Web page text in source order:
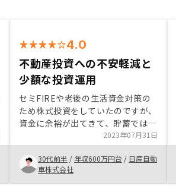
4.0
不動産投資への不安軽減と
少額な投資運用
セミFIREや老後の生活資金対策の
ため株式投資をしていたのですが、
資金に余裕が出てきて、貯蓄ではな
く何か他の投資はないかと思い、不
動産投資を探し始めました。面談を
するだけで特典をいただけるという
ところがきっかけで、今後の知識の
ためにもまずは聞いてみようと思い
2023年07月31日
30代前半 / 年収600万円台 / 日産自動
車株式会社